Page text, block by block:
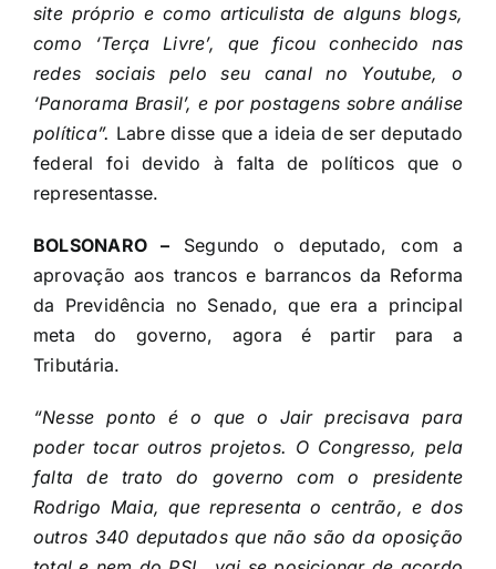
site próprio e como articulista de alguns blogs,
como ‘Terça Livre’, que ficou conhecido nas
redes sociais pelo seu canal no Youtube, o
‘Panorama Brasil’, e por postagens sobre análise
política”. Labre disse que a ideia de ser deputado
federal foi devido à falta de políticos que o
representasse.
BOLSONARO – Segundo o deputado, com a
aprovação aos trancos e barrancos da Reforma
da Previdência no Senado, que era a principal
meta do governo, agora é partir para a
Tributária.
“Nesse ponto é o que o Jair precisava para
poder tocar outros projetos. O Congresso, pela
falta de trato do governo com o presidente
Rodrigo Maia, que representa o centrão, e dos
outros 340 deputados que não são da oposição